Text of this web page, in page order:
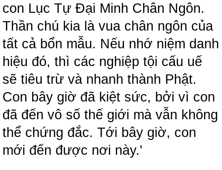
con Lục Tự Đại Minh Chân Ngôn.
Thần chú kia là vua chân ngôn của
tất cả bổn mẫu. Nếu nhớ niệm danh
hiệu đó, thì các nghiệp tội cấu uế
sẽ tiêu trừ và nhanh thành Phật.
Con bây giờ đã kiệt sức, bởi vì con
đã đến vô số thế giới mà vẫn không
thể chứng đắc. Tới bây giờ, con
mới đến được nơi này.'